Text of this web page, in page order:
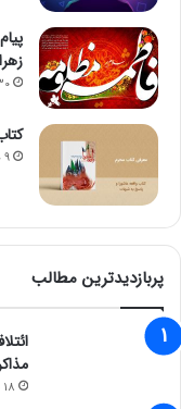
30
9 جولای 2021
پربازدیدترین مطالب
18 جولای 2021